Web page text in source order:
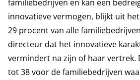
familiebedrijven en kan een
innovatieve vermogen, blijkt uit
29 procent van alle
directeur dat het innovatieve
vermindert na zijn of haar vertrek.
tot 38 voor de familiebedrijven